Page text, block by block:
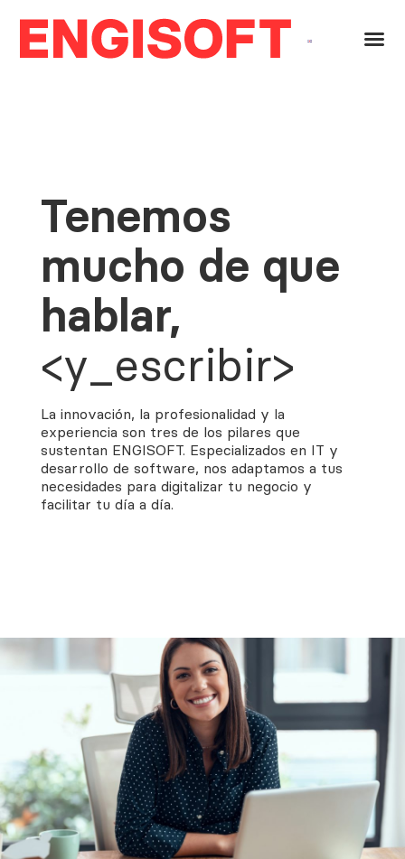
Tenemos
mucho de que
hablar,
<y_escribir>
La innovación, la profesionalidad y la
experiencia son tres de los pilares que
sustentan ENGISOFT. Especializados en IT y
desarrollo de software, nos adaptamos a tus
necesidades para digitalizar tu negocio y
facilitar tu día a día.